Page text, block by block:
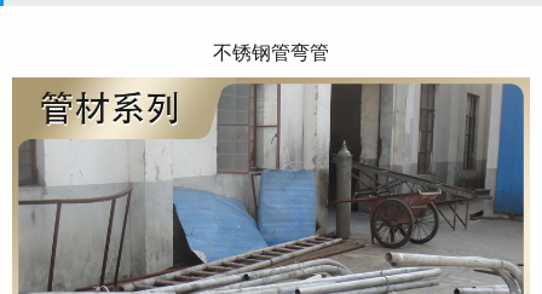
不锈钢管弯管